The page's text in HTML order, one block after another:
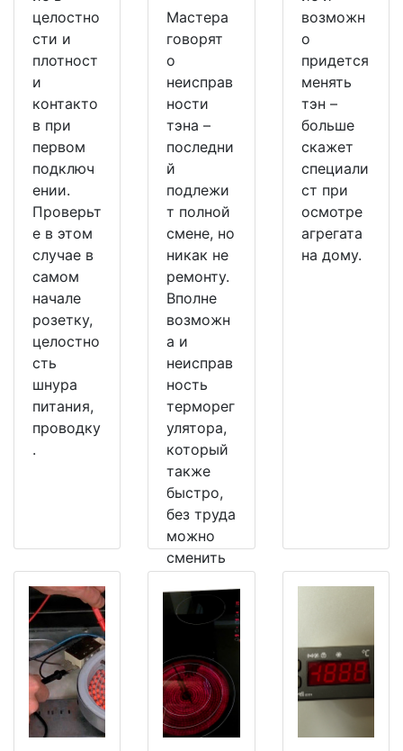
целостно
сти и
плотност
и
контакто
в при
первом
подключ
ении.
Проверьт
е в этом
случае в
самом
начале
розетку,
целостно
сть
шнура
питания,
проводку
.
Мастера
говорят
о
неисправ
ности
тэна –
последни
й
подлежи
т полной
смене, но
никак не
ремонту.
Вполне
возможн
а и
неисправ
ность
терморег
улятора,
который
также
быстро,
без труда
можно
сменить
рабочий.
возможн
о
придется
менять
тэн –
больше
скажет
специали
ст при
осмотре
агрегата
на дому.